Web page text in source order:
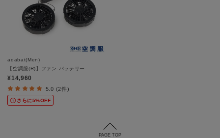
adabat(Men)
【空調服(R)】ファン バッテリー
¥14,960
5.0 (2件)
さらに5%OFF
PAGE TOP